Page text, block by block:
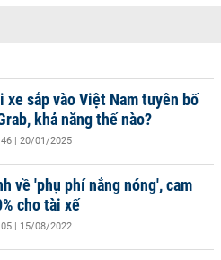
xe sắp vào Việt Nam tuyên bố
khả năng thế nào?
| 20/01/2025
về 'phụ phí nắng nóng', cam
cho tài xế
| 15/08/2022